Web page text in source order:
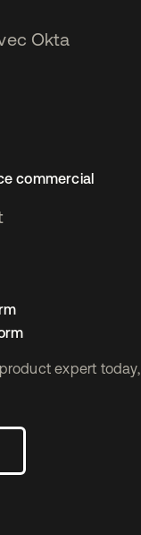
expert today,
Okta
commercial